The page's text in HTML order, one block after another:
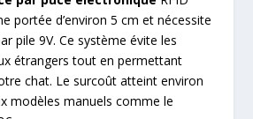
portée d’environ 5 cm et nécessite
pile 9V. Ce système évite les
étrangers tout en permettant
chat. Le surcoût atteint environ
modèles manuels comme le